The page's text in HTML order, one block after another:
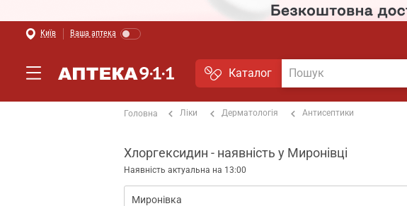
Київ Ваша аптека
Каталог
Головна Ліки Дерматологія Антисептики
Хлоргексидин - наявність у Миронівці
Наявність актуальна на 13:00